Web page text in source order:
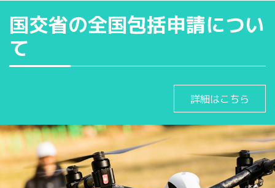
国交省の全国包括申請につい
て
詳細はこちら